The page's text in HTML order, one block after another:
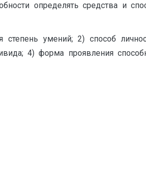
определять средства и
умений; 2) способ
4) форма проявления